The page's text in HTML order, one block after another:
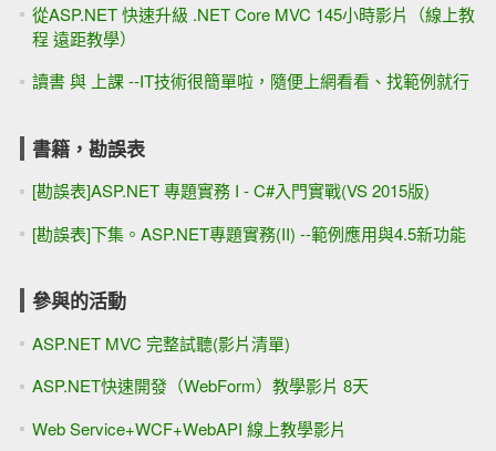
從ASP.NET 快速升級 .NET Core MVC 145小時影片（線上教
程 遠距教學）
讀書 與 上課 --IT技術很簡單啦，隨便上網看看、找範例就行
書籍，勘誤表
[勘誤表]ASP.NET 專題實務 I - C#入門實戰(VS 2015版)
[勘誤表]下集。ASP.NET專題實務(II) --範例應用與4.5新功能
參與的活動
ASP.NET MVC 完整試聽(影片清單)
ASP.NET快速開發（WebForm）教學影片 8天
Web Service+WCF+WebAPI 線上教學影片